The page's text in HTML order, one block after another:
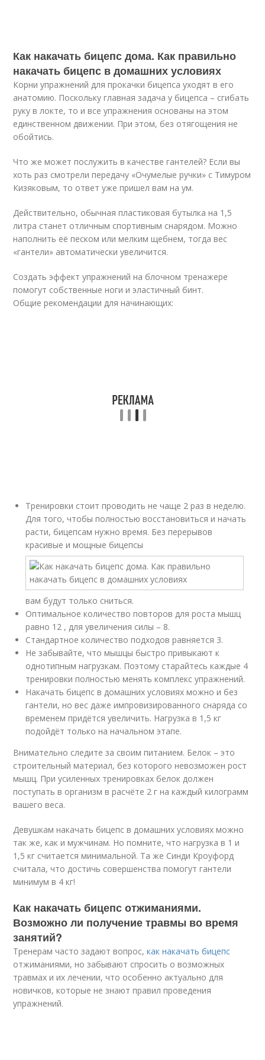
Как накачать бицепс дома. Как правильно
накачать бицепс в домашних условиях
Корни упражнений для прокачки бицепса уходят в его
анатомию. Поскольку главная задача у бицепса – сгибать
руку в локте, то и все упражнения основаны на этом
единственном движении. При этом, без отягощения не
обойтись.
Что же может послужить в качестве гантелей? Если вы
хоть раз смотрели передачу «Очумелые ручки» с Тимуром
Кизяковым, то ответ уже пришел вам на ум.
Действительно, обычная пластиковая бутылка на 1,5
литра станет отличным спортивным снарядом. Можно
наполнить её песком или мелким щебнем, тогда вес
«гантели» автоматически увеличится.
Создать эффект упражнений на блочном тренажере
помогут собственные ноги и эластичный бинт.
Общие рекомендации для начинающих:
Тренировки стоит проводить не чаще 2 раз в неделю.
Для того, чтобы полностью восстановиться и начать
расти, бицепсам нужно время. Без перерывов
красивые и мощные бицепсы
вам будут только сниться.
Оптимальное количество повторов для роста мышц
равно 12 , для увеличения силы – 8.
Стандартное количество подходов равняется 3.
Не забывайте, что мышцы быстро привыкают к
однотипным нагрузкам. Поэтому старайтесь каждые 4
тренировки полностью менять комплекс упражнений.
Накачать бицепс в домашних условиях можно и без
гантели, но вес даже импровизированного снаряда со
временем придётся увеличить. Нагрузка в 1,5 кг
подойдёт только на начальном этапе.
Внимательно следите за своим питанием. Белок – это
строительный материал, без которого невозможен рост
мышц. При усиленных тренировках белок должен
поступать в организм в расчёте 2 г на каждый килограмм
вашего веса.
Девушкам накачать бицепс в домашних условиях можно
так же, как и мужчинам. Но помните, что нагрузка в 1 и
1,5 кг считается минимальной. Та же Синди Кроуфорд
считала, что достичь совершенства помогут гантели
минимум в 4 кг!
Как накачать бицепс отжиманиями.
Возможно ли получение травмы во время
занятий?
Тренерам часто задают вопрос,как накачать бицепс
отжиманиями, но забывают спросить о возможных
травмах и их лечении, что особенно актуально для
новичков, которые не знают правил проведения
упражнений.